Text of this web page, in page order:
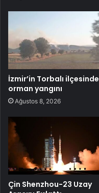
İzmir’in Torbalı ilçesinde
orman yangını
Ağustos 8, 2026
Çin Shenzhou-23 Uzay